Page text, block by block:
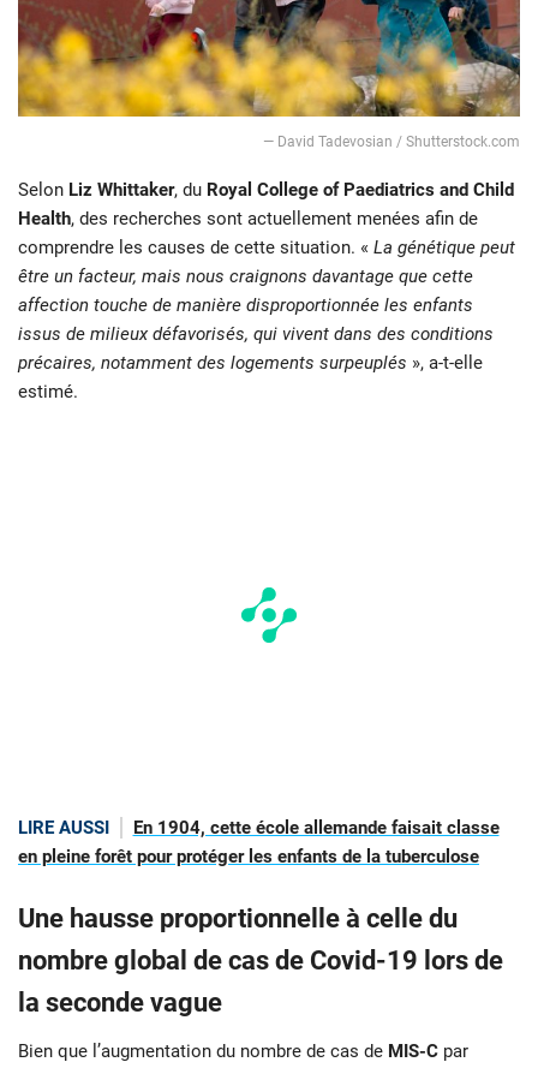
— David Tadevosian / Shutterstock.com
Selon Liz Whittaker, du Royal College of Paediatrics and Child
Health, des recherches sont actuellement menées afin de
comprendre les causes de cette situation. « La génétique peut
être un facteur, mais nous craignons davantage que cette
affection touche de manière disproportionnée les enfants
issus de milieux défavorisés, qui vivent dans des conditions
précaires, notamment des logements surpeuplés », a-t-elle
estimé.
LIRE AUSSI
En 1904, cette école allemande faisait classe
en pleine forêt pour protéger les enfants de la tuberculose
Une hausse proportionnelle à celle du
nombre global de cas de Covid-19 lors de
la seconde vague
Bien que l’augmentation du nombre de cas de MIS-C par